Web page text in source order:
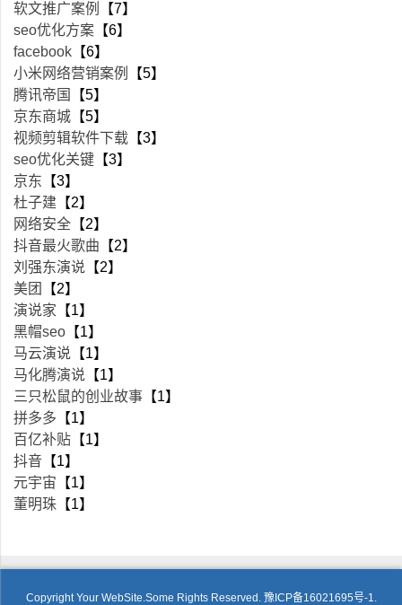
软文推广案例
【7】
seo优化方案 【6】
facebook 【6】
小米网络营销案例
【5】
腾讯帝国
【5】
京东商城 【5】
视频剪辑软件下载 【3】
seo优化关键 【3】
京东 【3】
杜子建 【2】
网络安全 【2】
抖音最火歌曲 【2】
刘强东演说 【2】
美团
【2】
演说家 【1】
黑帽seo 【1】
马云演说 【1】
马化腾演说 【1】
三只松鼠的创业故事 【1】
拼多多 【1】
百亿补贴 【1】
抖音 【1】
元宇宙 【1】
董明珠 【1】
Copyright Your WebSite.Some Rights Reserved. 豫ICP备16021695号-1.